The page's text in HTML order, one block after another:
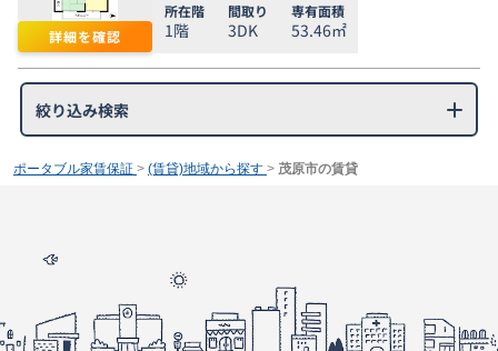
詳細を確認
所在階
1階
間取り
3DK
専有面積
53.46㎡
絞り込み検索
ポータブル家賃保証 > (賃貸)地域から探す > 茂原市の賃貸